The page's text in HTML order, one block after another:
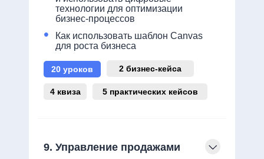
технологии для оптимизации
бизнес-процессов
Как использовать шаблон Canvas
для роста бизнеса
•
2 бизнес-кейса
5 практических кейсов
4 квиза
20 уроков
9. Управление продажами